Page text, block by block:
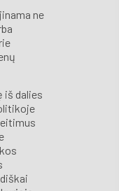
ne
iš dalies